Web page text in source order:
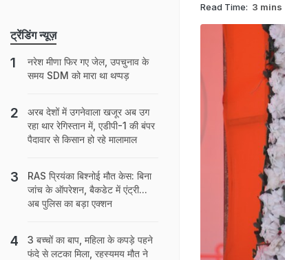
Read Time: 3 mins
ट्रेंडिंग न्यूज़
नरेश मीणा फिर गए जेल, उपचुनाव के
समय SDM को मारा था थप्पड़
अरब देशों में उगनेवाला खजूर अब उग
रहा थार रेगिस्तान में, एडीपी-1 की बंपर
पैदावार से किसान हो रहे मालामाल
RAS प्रियंका बिश्नोई मौत केस: बिना
जांच के ऑपरेशन, बैकडेट में एंट्री...
अब पुलिस का बड़ा एक्शन
3 बच्चों का बाप, महिला के कपड़े पहने
फंदे से लटका मिला, रहस्यमय मौत ने